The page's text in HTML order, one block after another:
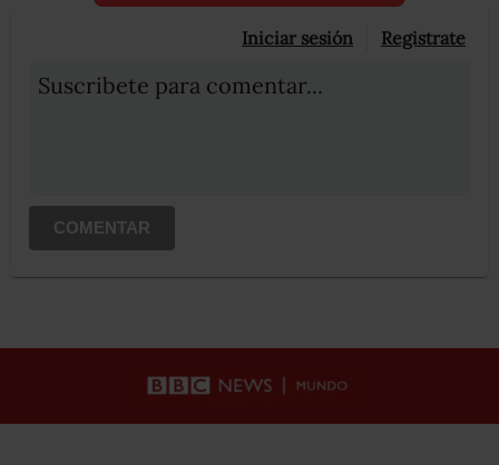
Iniciar sesión Registrate
Suscribete para comentar...
COMENTAR